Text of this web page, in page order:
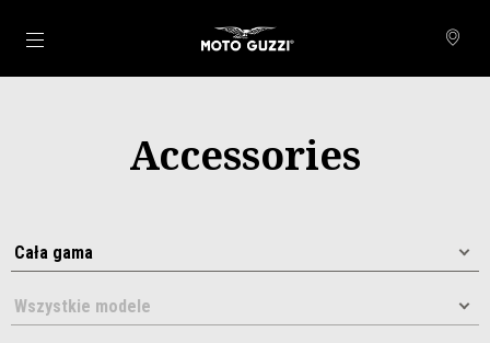
Idź do strony głównej
Accessories